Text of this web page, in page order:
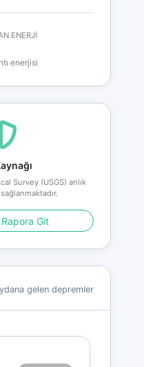
ENERJİ
enerjisi
Survey (USGS) anlık
Git
gelen depremler